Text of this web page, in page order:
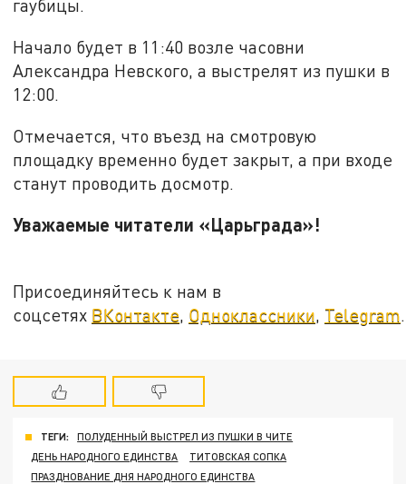
гаубицы.
Начало будет в 11:40 возле часовни
Александра Невского, а выстрелят из пушки в
12:00.
Отмечается, что въезд на смотровую
площадку временно будет закрыт, а при входе
станут проводить досмотр.
Уважаемые читатели «Царьграда»!
Присоединяйтесь к нам в
соцсетях ВКонтакте, Одноклассники, Telegram.
ТЕГИ:
ПОЛУДЕННЫЙ ВЫСТРЕЛ ИЗ ПУШКИ В ЧИТЕ
ДЕНЬ НАРОДНОГО ЕДИНСТВА
ТИТОВСКАЯ СОПКА
ПРАЗДНОВАНИЕ ДНЯ НАРОДНОГО ЕДИНСТВА